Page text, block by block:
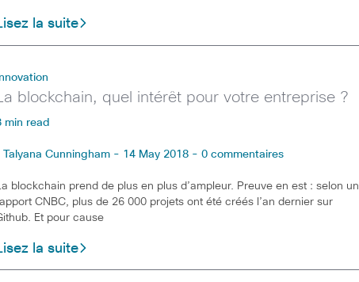
la suite
blockchain, quel intérêt pour votre entreprise ?
min read
Talyana Cunningham - 14 May 2018 - 0 commentaires
blockchain prend de plus en plus d’ampleur. Preuve en est : selon un
CNBC, plus de 26 000 projets ont été créés l’an dernier sur
Et pour cause
la suite